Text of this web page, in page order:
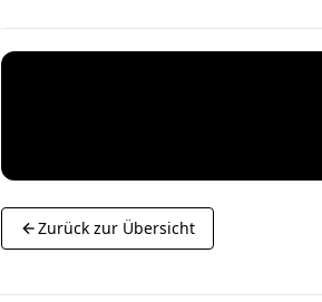
Zurück zur Übersicht